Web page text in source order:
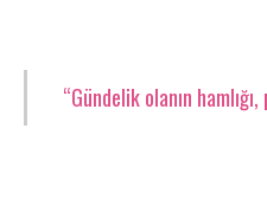
“Gündelik olanın